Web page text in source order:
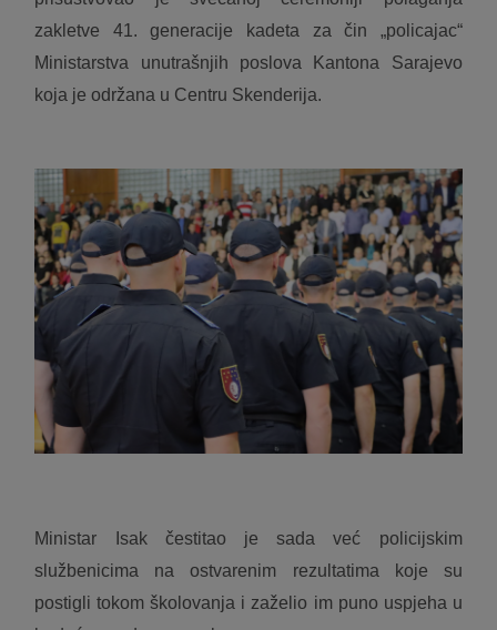
zakletve 41. generacije kadeta za čin „policajac“
Ministarstva unutrašnjih poslova Kantona Sarajevo
koja je održana u Centru Skenderija.
Ministar Isak čestitao je sada već policijskim
službenicima na ostvarenim rezultatima koje su
postigli tokom školovanja i zaželio im puno uspjeha u